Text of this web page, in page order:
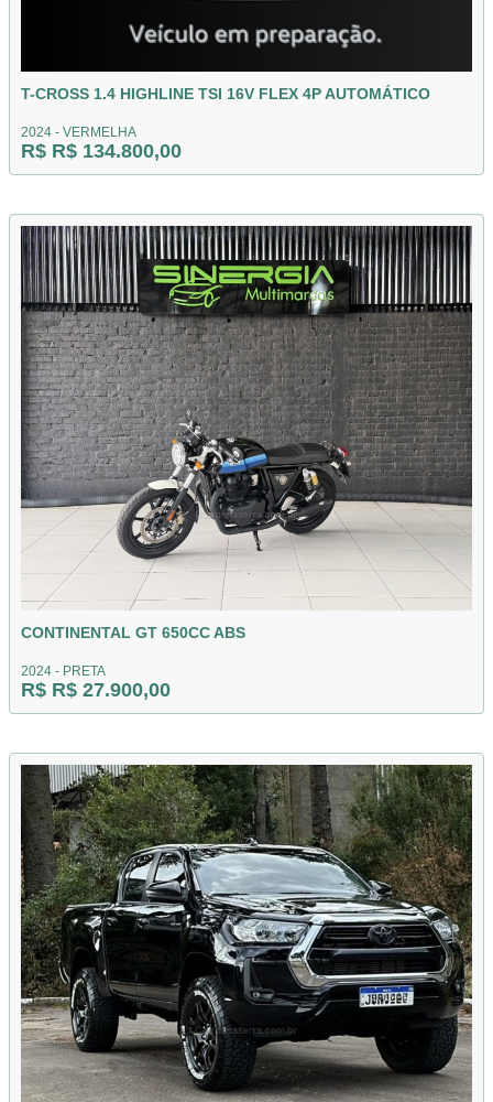
T-CROSS 1.4 HIGHLINE TSI 16V FLEX 4P AUTOMÁTICO
2024 - VERMELHA
R$ R$ 134.800,00
CONTINENTAL GT 650CC ABS
2024 - PRETA
R$ R$ 27.900,00